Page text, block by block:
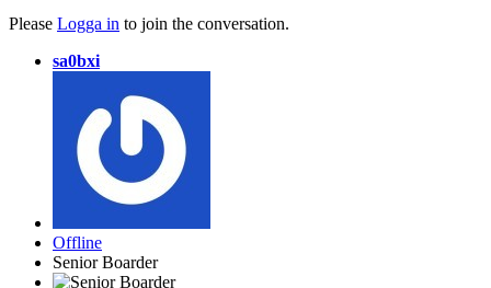
Please Logga in to join the conversation.
sa0bxi
Offline
Senior Boarder